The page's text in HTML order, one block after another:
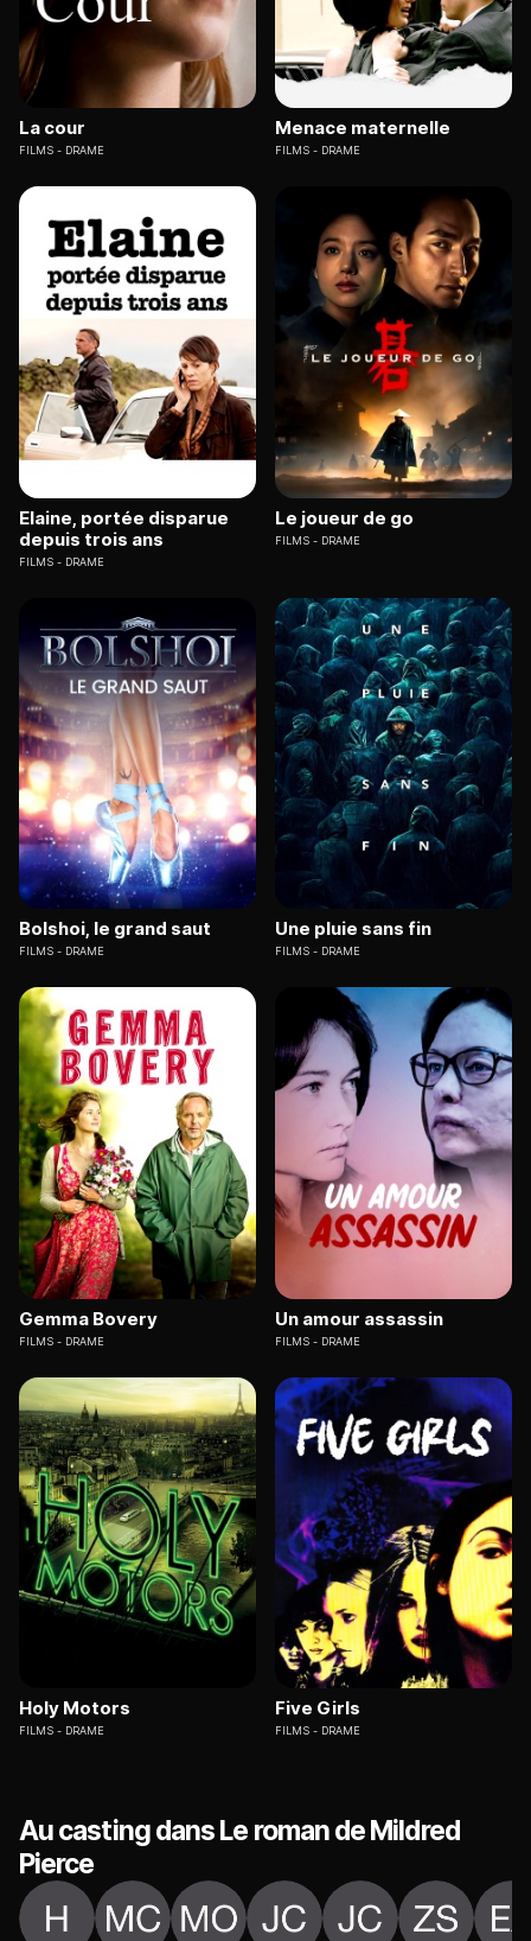
La cour
FILMS DRAME
Menace maternelle
FILMS DRAME
Elaine, portée disparue
depuis trois ans
FILMS DRAME
Le joueur de go
FILMS DRAME
Bolshoi, le grand saut
FILMS DRAME
Une pluie sans fin
FILMS DRAME
Gemma Bovery
FILMS DRAME
Un amour assassin
FILMS DRAME
Holy Motors
FILMS DRAME
Five Girls
FILMS DRAME
Au casting dans Le roman de Mildred
Pierce